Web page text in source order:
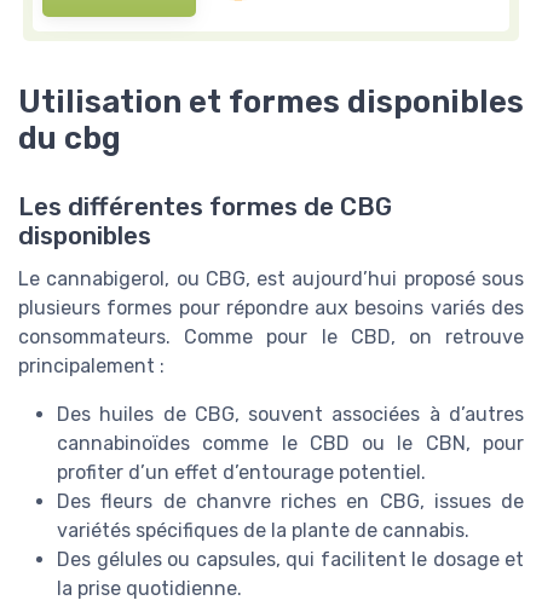
Utilisation et formes disponibles
du cbg
Les différentes formes de CBG
disponibles
Le cannabigerol, ou CBG, est aujourd’hui proposé sous
plusieurs formes pour répondre aux besoins variés des
consommateurs. Comme pour le CBD, on retrouve
principalement :
Des huiles de CBG, souvent associées à d’autres
cannabinoïdes comme le CBD ou le CBN, pour
profiter d’un effet d’entourage potentiel.
Des fleurs de chanvre riches en CBG, issues de
variétés spécifiques de la plante de cannabis.
Des gélules ou capsules, qui facilitent le dosage et
la prise quotidienne.